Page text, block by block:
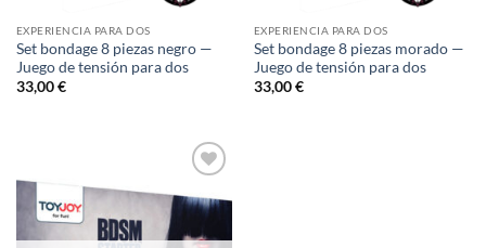
EXPERIENCIA PARA DOS
Set bondage 8 piezas negro —
Juego de tensión para dos
33,00€
EXPERIENCIA PARA DOS
Set bondage 8 piezas morado —
Juego de tensión para dos
33,00€
a la
deseos